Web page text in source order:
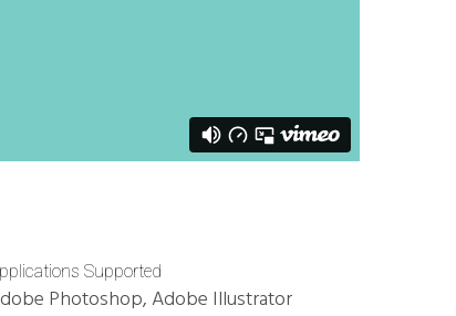
Supported
Photoshop, Adobe Illustrator